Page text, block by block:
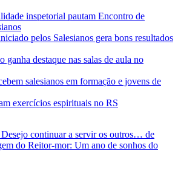
inspetorial pautam Encontro de
pelos Salesianos gera bons resultados
ganha destaque nas salas de aula no
salesianos em formação e jovens de
exercícios espirituais no RS
Desejo continuar a servir os outros… de
do Reitor-mor: Um ano de sonhos do